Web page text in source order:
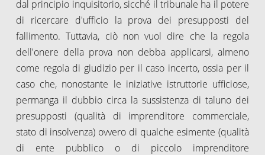
dal principio inquisitorio, sicché il tribunale ha il potere
di ricercare d'ufficio la prova dei presupposti del
fallimento. Tuttavia, ciò non vuol dire che la regola
dell'onere della prova non debba applicarsi, almeno
come regola di giudizio per il caso incerto, ossia per il
caso che, nonostante le iniziative istruttorie ufficiose,
permanga il dubbio circa la sussistenza di taluno dei
presupposti (qualità di imprenditore commerciale,
stato di insolvenza) ovvero di qualche esimente (qualità
di ente pubblico o di piccolo imprenditore